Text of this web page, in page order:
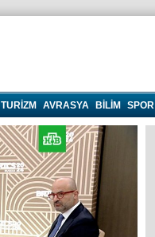
TURIZM AVRASYA BILIM SPOR